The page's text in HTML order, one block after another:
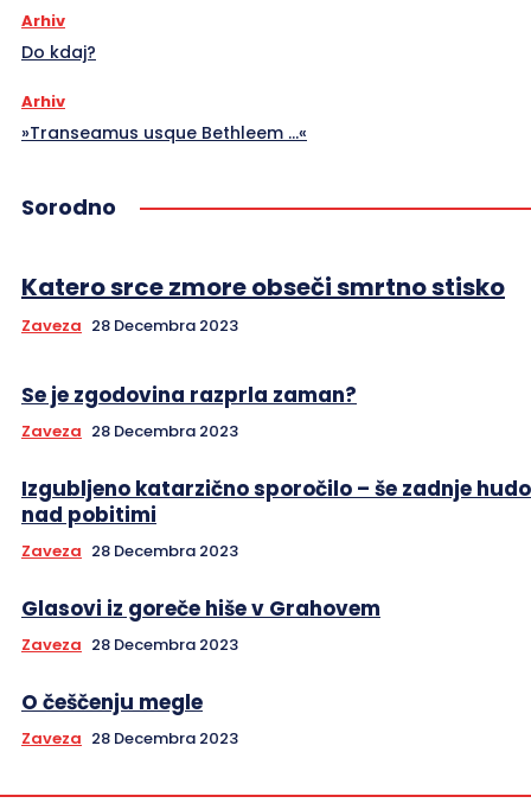
Arhiv
Do kdaj?
Arhiv
»Transeamus usque Bethleem …«
Sorodno
Katero srce zmore obseči smrtno stisko
Zaveza 28 Decembra 2023
Se je zgodovina razprla zaman?
Zaveza 28 Decembra 2023
Izgubljeno katarzično sporočilo – še zadnje
nad pobitimi
Zaveza 28 Decembra 2023
Glasovi iz goreče hiše v Grahovem
Zaveza 28 Decembra 2023
O češčenju megle
Zaveza 28 Decembra 2023